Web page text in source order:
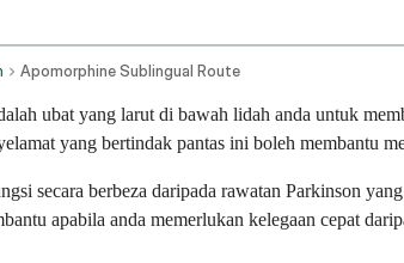
Apomorphine Sublingual Route
ubat yang larut di bawah lidah anda untuk
yang bertindak pantas ini boleh membantu
secara berbeza daripada rawatan Parkinson
apabila anda memerlukan kelegaan cepat